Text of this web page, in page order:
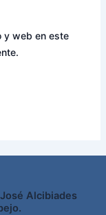
y web en este
Alcibiades